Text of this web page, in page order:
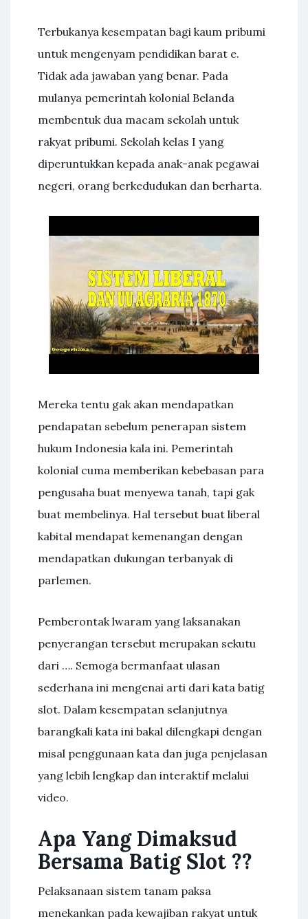
Terbukanya kesempatan bagi kaum pribumi
untuk mengenyam pendidikan barat e.
Tidak ada jawaban yang benar. Pada
mulanya pemerintah kolonial Belanda
membentuk dua macam sekolah untuk
rakyat pribumi. Sekolah kelas I yang
diperuntukkan kepada anak-anak pegawai
negeri, orang berkedudukan dan berharta.
Mereka tentu gak akan mendapatkan
pendapatan sebelum penerapan sistem
hukum Indonesia kala ini. Pemerintah
kolonial cuma memberikan kebebasan para
pengusaha buat menyewa tanah, tapi gak
buat membelinya. Hal tersebut buat liberal
kabital mendapat kemenangan dengan
mendapatkan dukungan terbanyak di
parlemen.
Pemberontak lwaram yang laksanakan
penyerangan tersebut merupakan sekutu
dari …. Semoga bermanfaat ulasan
sederhana ini mengenai arti dari kata batig
slot. Dalam kesempatan selanjutnya
barangkali kata ini bakal dilengkapi dengan
misal penggunaan kata dan juga penjelasan
yang lebih lengkap dan interaktif melalui
video.
Apa Yang Dimaksud
Bersama Batig Slot ??
Pelaksanaan sistem tanam paksa
menekankan pada kewajiban rakyat untuk